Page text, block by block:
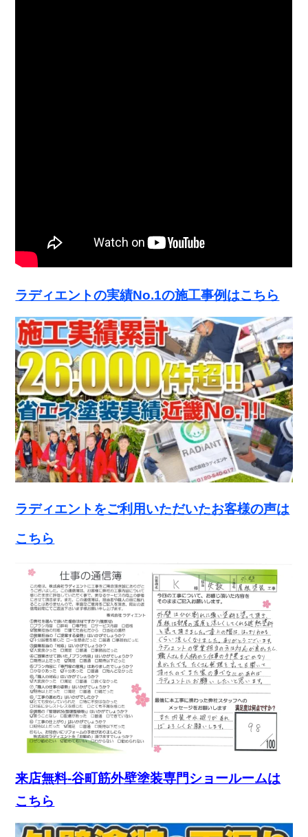
ラディエントの実績No.1の施工事例はこちら
ラディエントをご利用いただいたお客様の声は
こちら
来店無料-谷町筋外壁塗装専門ショールームは
こちら